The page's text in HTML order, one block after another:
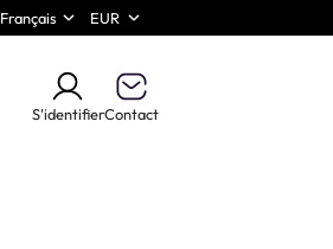
Français EUR
S'identifierContact